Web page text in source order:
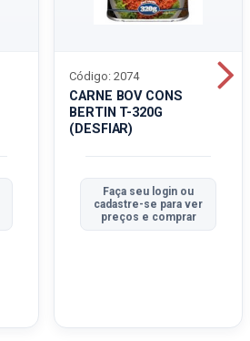
CARNE BOV CONS
BERTIN T-320G
(DESFIAR)
Código: 2074
Faça seu login ou
cadastre-se para ver
preços e comprar